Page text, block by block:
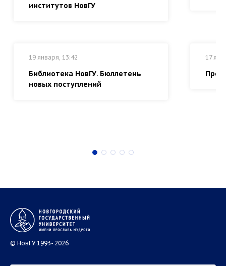
институтов НовГУ
19 января, 13:42
Библиотека НовГУ. Бюллетень
новых поступлений
17
© НовГУ 1993- 2026